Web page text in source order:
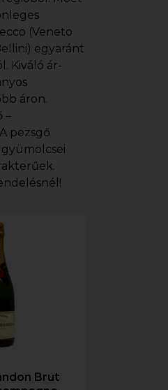
(Veneto
egyaránt
Kiváló ár-
áron.
–
pezsgő
Brut